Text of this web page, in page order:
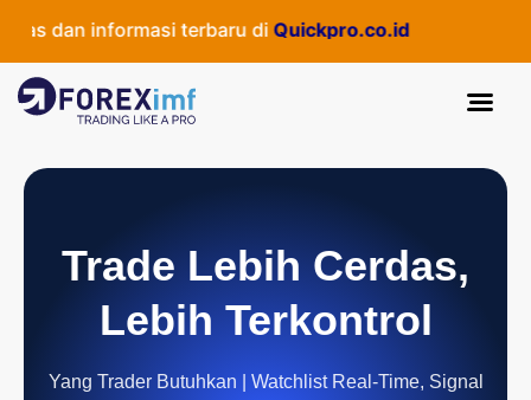
dan informasi terbaru di Quickpro.co.id
Trade Lebih Cerdas,
Lebih Terkontrol
Yang Trader Butuhkan | Watchlist Real-Time, Signal